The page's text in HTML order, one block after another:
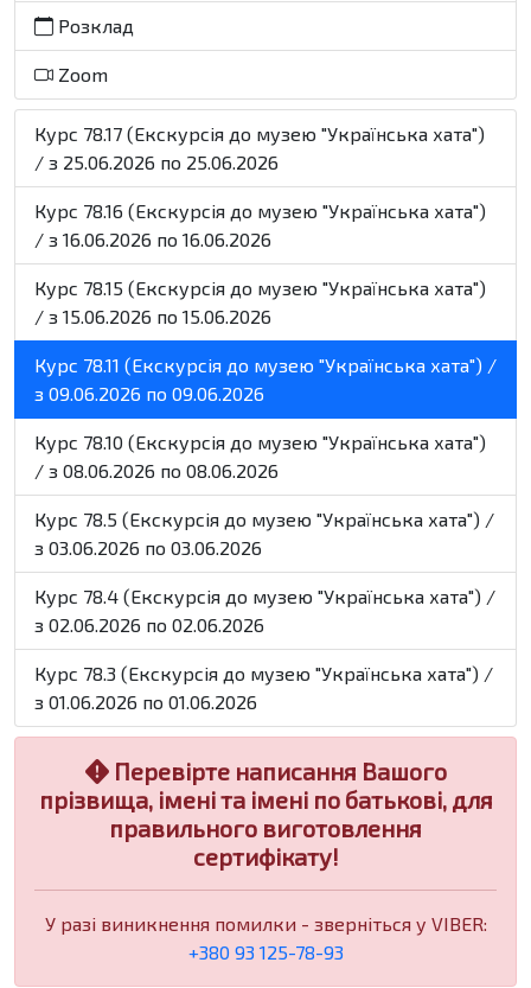
Розклад
Zoom
Курс 78.17 (Екскурсія до музею "Українська хата")
/ з 25.06.2026 по 25.06.2026
Курс 78.16 (Екскурсія до музею "Українська хата")
/ з 16.06.2026 по 16.06.2026
Курс 78.15 (Екскурсія до музею "Українська хата")
/ з 15.06.2026 по 15.06.2026
Курс 78.11 (Екскурсія до музею "Українська хата") /
з 09.06.2026 по 09.06.2026
Курс 78.10 (Екскурсія до музею "Українська хата")
/ з 08.06.2026 по 08.06.2026
Курс 78.5 (Екскурсія до музею "Українська хата") /
з 03.06.2026 по 03.06.2026
Курс 78.4 (Екскурсія до музею "Українська хата") /
з 02.06.2026 по 02.06.2026
Курс 78.3 (Екскурсія до музею "Українська хата") /
з 01.06.2026 по 01.06.2026
Перевірте написання Вашого
прізвища, імені та імені по батькові, для
правильного виготовлення
сертифікату!
У разі виникнення помилки - зверніться у VIBER:
+380 93 125-78-93